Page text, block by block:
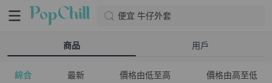
便宜 牛仔外套
商品 用戶
綜合 最新 價格由低至高 價格由高至低